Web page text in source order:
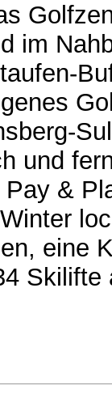
im
und
&
eine
Skilifte